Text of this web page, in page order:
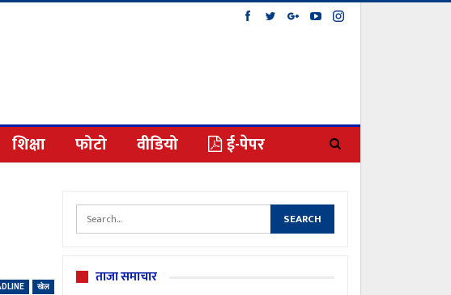
शिक्षा फोटो वीडियो ई-पेपर
खेल ताजा समाचार